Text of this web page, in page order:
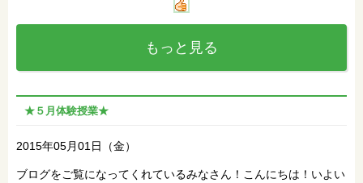
もっと見る
★５月体験授業★
2015年05月01日（金）
ブログをご覧になってくれているみなさん！こんにちは！いよい